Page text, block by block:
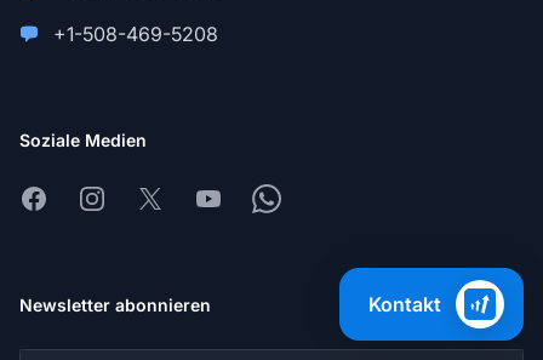
+1-508-469-5208
Soziale Medien
FacebookInstagram
X YoutubeWhatsapp
Newsletter abonnieren Kontakt